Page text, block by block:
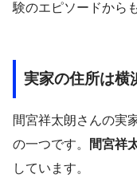
験のエピソードから
実家の住所は横
間宮祥太朗さんの実
の一つです。
間宮祥
しています。